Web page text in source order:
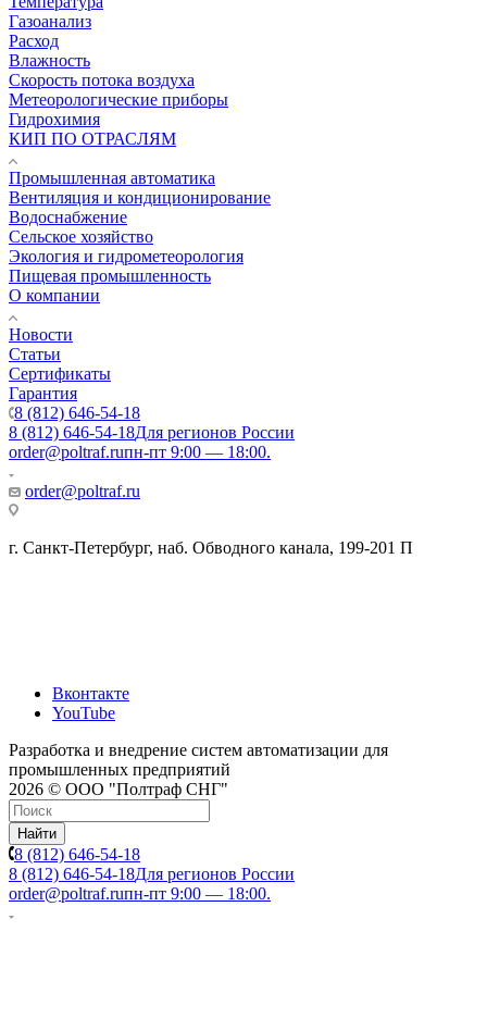
Газоанализ
Расход
Влажность
Скорость потока воздуха
Метеорологические приборы
Гидрохимия
КИП ПО ОТРАСЛЯМ
Промышленная автоматика
Вентиляция и кондиционирование
Водоснабжение
Сельское хозяйство
Экология и гидрометеорология
Пищевая промышленность
О компании
Новости
Статьи
Сертификаты
Гарантия
8 (812) 646-54-18
8 (812) 646-54-18Для регионов России
order@poltraf.ruпн-пт 9:00 — 18:00.
order@poltraf.ru
г. Санкт-Петербург, наб. Обводного канала, 199-201 П
Вконтакте
YouTube
Разработка и внедрение систем автоматизации для
промышленных предприятий
2026 © ООО "Полтраф СНГ"
Найти
8 (812) 646-54-18
8 (812) 646-54-18Для регионов России
order@poltraf.ruпн-пт 9:00 — 18:00.